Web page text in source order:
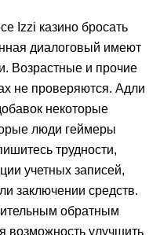
Izzi казино бросать
диалоговый имеют
Возрастные и прочие
не проверяются. Адли
некоторые
люди геймеры
трудности,
учетных записей,
заключении средств.
обратным
возможность улучшить